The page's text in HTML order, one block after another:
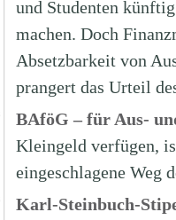
und Studenten
machen. Doch
Absetzbarkeit von
prangert das Urteil
BAföG – für Aus-
Kleingeld verfügen,
eingeschlagene Weg
Karl-Steinbuch-